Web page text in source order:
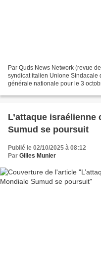
Par Quds News Network (revue
syndicat italien Unione Sindacale
générale nationale pour le 3
L’attaque
Sumud se poursuit
Publié le 02/10/2025 à 08:12
Par Gilles Munier